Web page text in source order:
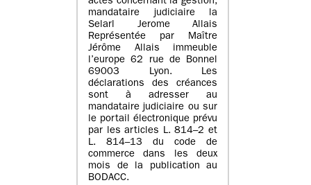
mandataire judiciaire la
Selarl Jerome Allais
Représentée par Maître
Jérôme Allais immeuble
l’europe 62 rue de Bonnel
69003 Lyon. Les
déclarations des créances
sont à adresser au
mandataire judiciaire ou sur
le portail électronique prévu
par les articles L. 814–2 et
L. 814–13 du code de
commerce dans les deux
mois de la publication au
BODACC.